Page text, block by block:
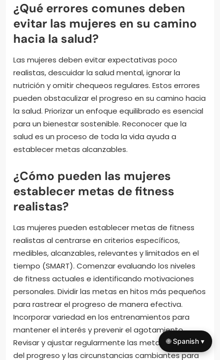
¿Qué errores comunes deben
evitar las mujeres en su camino
hacia la salud?
Las mujeres deben evitar expectativas poco
realistas, descuidar la salud mental, ignorar la
nutrición y omitir chequeos regulares. Estos errores
pueden obstaculizar el progreso en su camino hacia
la salud. Priorizar un enfoque equilibrado es esencial
para un bienestar sostenible. Reconocer que la
salud es un proceso de toda la vida ayuda a
establecer metas alcanzables.
¿Cómo pueden las mujeres
establecer metas de fitness
realistas?
Las mujeres pueden establecer metas de fitness
realistas al centrarse en criterios específicos,
medibles, alcanzables, relevantes y limitados en el
tiempo (SMART). Comenzar evaluando los niveles
de fitness actuales e identificando motivaciones
personales. Dividir las metas en hitos más pequeños
para rastrear el progreso de manera efectiva.
Incorporar variedad en los entrenamientos para
mantener el interés y prevenir el agotamiento.
Revisar y ajustar regularmente las metas en función
del progreso y las circunstancias cambiantes para
🌐 Spanish ▾